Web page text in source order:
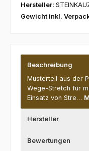
Hersteller:
Gewicht inkl.
Beschreibung
Musterteil aus der
Wege-Stretch für
Einsatz von Stre…
Hersteller
Bewertungen